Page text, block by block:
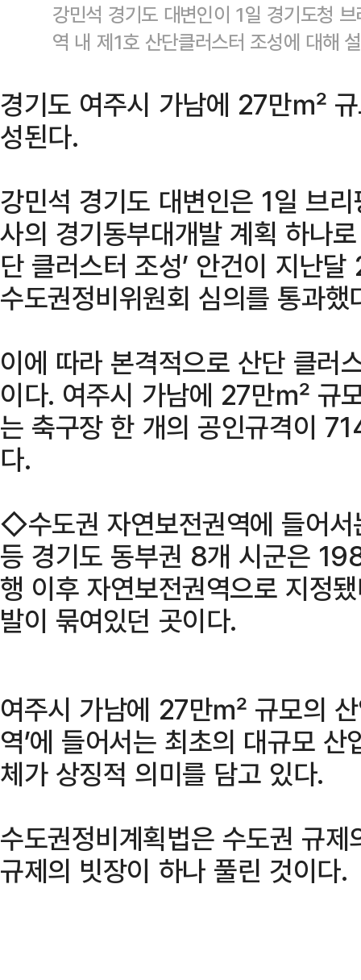
강민석 경기도 대변인이 1일 경기도청
역 내 제1호 산단클러스터 조성에 대해
경기도 여주시 가남에 27만㎡
성된다.
강민석 경기도 대변인은 1일 브
사의 경기동부대개발 계획 하나
단 클러스터 조성’ 안건이 지난
수도권정비위원회 심의를 통과
이에 따라 본격적으로 산단 클러
이다. 여주시 가남에 27만㎡ 규
는 축구장 한 개의 공인규격이
다.
◇수도권 자연보전권역에 들어
등 경기도 동부권 8개 시군은
행 이후 자연보전권역으로 지정
발이 묶여있던 곳이다.
여주시 가남에 27만㎡ 규모의
역’에 들어서는 최초의 대규모
체가 상징적 의미를 담고 있다.
수도권정비계획법은 수도권 규
규제의 빗장이 하나 풀린 것이다.